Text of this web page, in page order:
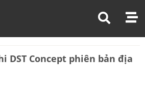
DST Concept phiên bản địa